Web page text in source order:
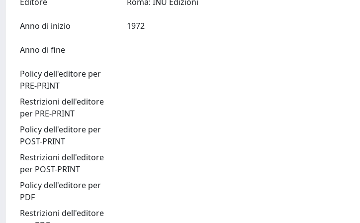
Anno di inizio
Anno di fine
Policy dell'editore per
PRE-PRINT
Restrizioni dell'editore
per PRE-PRINT
Policy dell'editore per
POST-PRINT
Restrizioni dell'editore
per POST-PRINT
Policy dell'editore per
PDF
Restrizioni dell'editore